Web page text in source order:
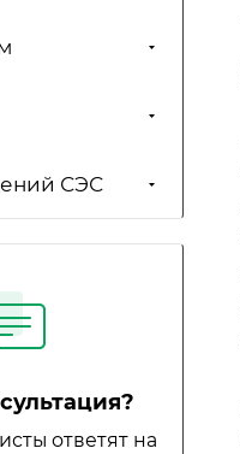
СЭС
ответят на